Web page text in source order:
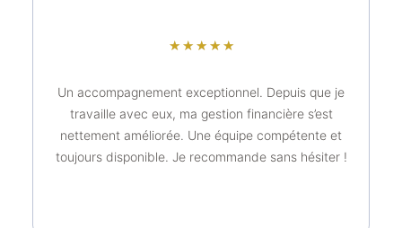
★ ★ ★ ★ ★
Un accompagnement exceptionnel. Depuis que je
travaille avec eux, ma gestion financière s’est
nettement améliorée. Une équipe compétente et
toujours disponible. Je recommande sans hésiter !